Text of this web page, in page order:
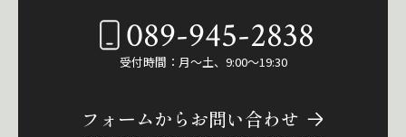
089-945-2838
受付時間：月～土、9:00～19:30
フォームからお問い合わせ